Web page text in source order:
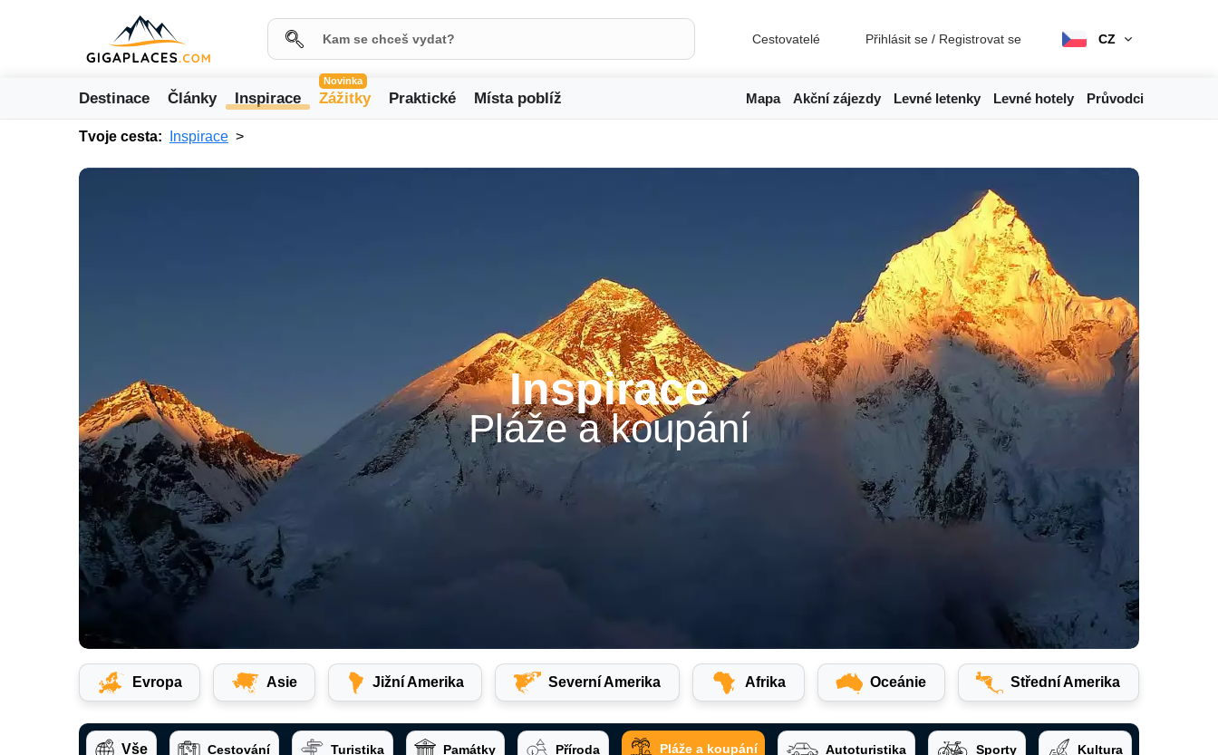
Cestovatelé Přihlásit se / Registrovat se CZ
Destinace Články Inspirace
Novinka
Zážitky Praktické Místa poblíž Mapa Akční zájezdy Levné letenky Levné hotely Průvodci
Tvoje cesta: Inspirace
Inspirace
Pláže a koupání
Evropa Asie Jižní Amerika Severní Amerika Afrika Oceánie Střední Amerika
Vše Cestování Turistika Památky Příroda Pláže a koupání Autoturistika Sporty Kultura